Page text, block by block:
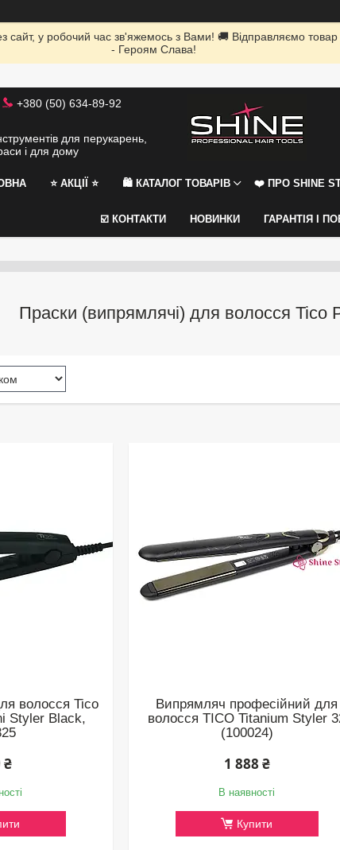
у робочий час зв'яжемось з Вами! 🚚 Відправляємо
- Героям Слава!
+380 (50) 634-89-92
для перукарень,
і для дому
⭐️ АКЦІЇ ⭐️ 🛍 КАТАЛОГ ТОВАРІВ ❤️ ПРО SHINE
☑️ КОНТАКТИ НОВИНКИ ГАРАНТІЯ І
Праски (випрямлячі) для волосся Tico
волосся Tico
Styler Black,
₴
Випрямляч професійний для
волосся TICO Titanium Styler
(100024)
1 888 ₴
В наявності
Купити